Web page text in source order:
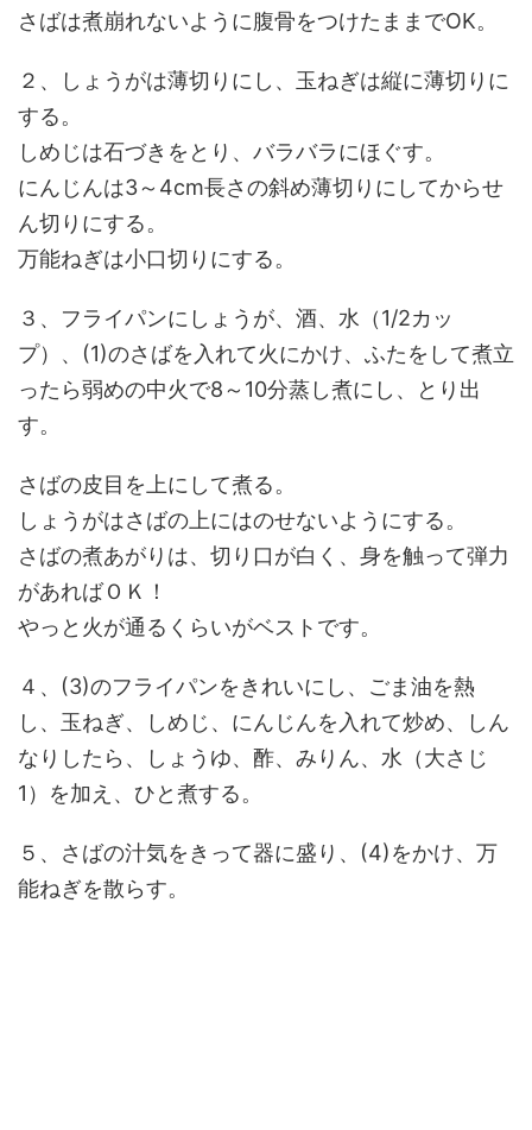
さばは煮崩れないように腹骨をつけたままでOK。
２、しょうがは薄切りにし、玉ねぎは縦に薄切りに
する。
しめじは石づきをとり、バラバラにほぐす。
にんじんは3～4cm長さの斜め薄切りにしてからせ
ん切りにする。
万能ねぎは小口切りにする。
３、フライパンにしょうが、酒、水（1/2カッ
プ）、(1)のさばを入れて火にかけ、ふたをして煮立
ったら弱めの中火で8～10分蒸し煮にし、とり出
す。
さばの皮目を上にして煮る。
しょうがはさばの上にはのせないようにする。
さばの煮あがりは、切り口が白く、身を触って弾力
があればＯＫ！
やっと火が通るくらいがベストです。
４、(3)のフライパンをきれいにし、ごま油を熱
し、玉ねぎ、しめじ、にんじんを入れて炒め、しん
なりしたら、しょうゆ、酢、みりん、水（大さじ
1）を加え、ひと煮する。
５、さばの汁気をきって器に盛り、(4)をかけ、万
能ねぎを散らす。